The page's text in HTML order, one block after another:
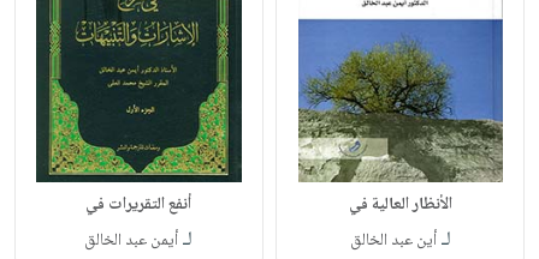
الأنظار العالية في
لـأين عبد الخالق
أنفع التقريرات في
لـأيمن عبد الخالق